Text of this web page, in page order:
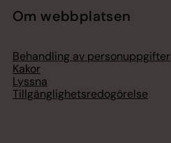
Om webbplatsen
Behandling av personuppgifter
Kakor
Lyssna
Tillgänglighetsredogörelse